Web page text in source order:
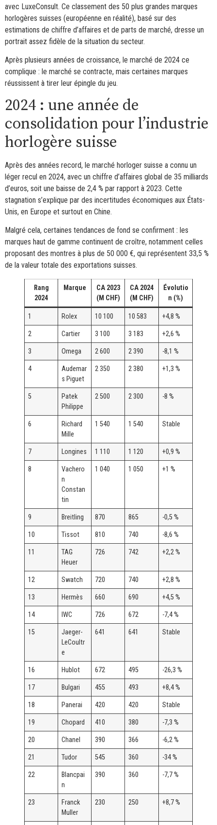
avec LuxeConsult. Ce classement des 50 plus grandes marques
horlogères suisses (européenne en réalité), basé sur des
estimations de chiffre d’affaires et de parts de marché, dresse un
portrait assez fidèle de la situation du secteur.
Après plusieurs années de croissance, le marché de 2024 ce
complique : le marché se contracte, mais certaines marques
réussissent à tirer leur épingle du jeu.
2024 : une année de
consolidation pour l’industrie
horlogère suisse
Après des années record, le marché horloger suisse a connu un
léger recul en 2024, avec un chiffre d’affaires global de 35 milliards
d’euros, soit une baisse de 2,4 % par rapport à 2023. Cette
stagnation s’explique par des incertitudes économiques aux États-
Unis, en Europe et surtout en Chine.
Malgré cela, certaines tendances de fond se confirment : les
marques haut de gamme continuent de croître, notamment celles
proposant des montres à plus de 50 000 €, qui représentent 33,5 %
de la valeur totale des exportations suisses.
Rang
2024
Marque
CA 2023
(M CHF)
CA 2024
(M CHF)
Évolutio
n (%)
1 Rolex 10 100 10 583 +4,8 %
2 Cartier 3 100 3 183 +2,6 %
3 Omega 2 600 2 390 -8,1 %
4
Audemar
s Piguet
2 350 2 380 +1,3 %
5
Patek
Philippe
2 500 2 300 -8 %
6
Richard
Mille
1 540 1 540 Stable
7 Longines 1 110 1 120 +0,9 %
8
Vachero
n
Constan
tin
1 040 1 050 +1 %
9 Breitling 870 865 -0,5 %
10 Tissot 810 740 -8,6 %
11
TAG
Heuer
726 742 +2,2 %
12 Swatch 720 740 +2,8 %
13 Hermès 660 690 +4,5 %
14 IWC 726 672 -7,4 %
15
Jaeger-
LeCoultr
e
641 641 Stable
16 Hublot 672 495 -26,3 %
17 Bulgari 455 493 +8,4 %
18 Panerai 420 420 Stable
19 Chopard 410 380 -7,3 %
20 Chanel 390 366 -6,2 %
21 Tudor 545 360 -34 %
22
Blancpai
n
390 360 -7,7 %
23
Franck
Muller
230 250 +8,7 %